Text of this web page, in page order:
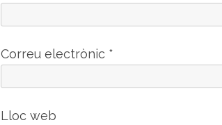
Correu electrònic *
Lloc web